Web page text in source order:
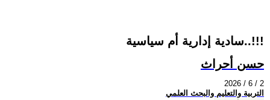
سادية إدارية أم سياسية..!!!
حسن أحراث
2026 / 6 / 2
التربية والتعليم والبحث العلمي